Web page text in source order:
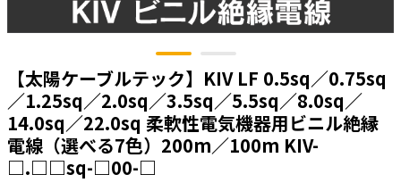
スイッチ・コンセント（配線器具）
ボックス・ビニル電線管付属品・引き込
みカバー
工具関連
EV充電設備工事関連
感染症関連
【太陽ケーブルテック】KIV LF 0.5sq／0.75sq
／1.25sq／2.0sq／3.5sq／5.5sq／8.0sq／
14.0sq／22.0sq 柔軟性電気機器用ビニル絶縁
電線（選べる7色）200m／100m KIV-
□.□□sq-□00-□